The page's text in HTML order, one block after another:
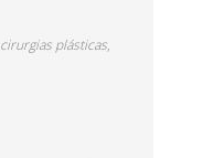
cirurgias plásticas,